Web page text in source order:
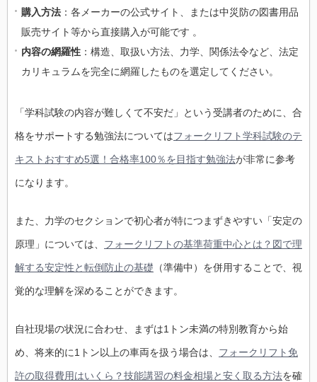
購入方法 ：各メーカーの公式サイト、または中災防の図書用品
販売サイト等から直接購入が可能です 。
内容の網羅性 ：構造、取扱い方法、力学、関係法令など、法定
カリキュラムを完全に網羅したものを選定してください。
「学科試験の内容が難しくて不安だ」という受講者のために、合
格をサポートする勉強法についてはフォークリフト学科試験のテ
キストおすすめ5選！合格率100％を目指す勉強法が非常に参考
になります。
また、力学のセクションで初心者が特につまずきやすい「安定の
原理」については、 フォークリフトの基準荷重中心とは？図で理
解する安定性と転倒防止の基礎 （準備中）を併用することで、視
覚的な理解を深めることができます。
自社現場の状況に合わせ、まずは1トン未満の特別教育から始
め、将来的に1トン以上の車両を扱う場合は、 フォークリフト免
許の取得費用はいくら？技能講習の料金相場と安く取る方法を確